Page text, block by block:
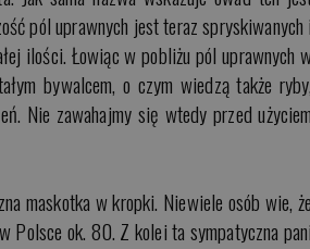
pól uprawnych jest teraz spryskiwanych i
ilości. Łowiąc w pobliżu pól uprawnych
bywalcem, o czym wiedzą także ryby,
Nie zawahajmy się wtedy przed użyciem
maskotka w kropki. Niewiele osób wie, że
Polsce ok. 80. Z kolei ta sympatyczna pani